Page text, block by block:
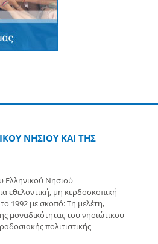
ΝΗΣΙΟΥ ΚΑΙ ΤΗΣ
Ελληνικού Νησιού
εθελοντική, μη κερδοσκοπική
1992 με σκοπό: Τη μελέτη,
μοναδικότητας του νησιώτικου
πολιτιστικής